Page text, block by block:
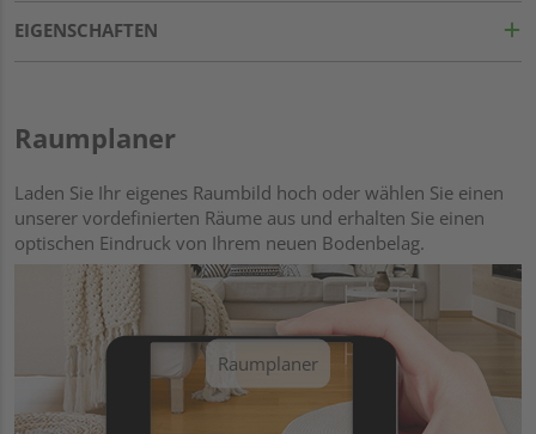
EIGENSCHAFTEN
Raumplaner
Laden Sie Ihr eigenes Raumbild hoch oder wählen Sie einen
unserer vordefinierten Räume aus und erhalten Sie einen
optischen Eindruck von Ihrem neuen Bodenbelag.
Raumplaner